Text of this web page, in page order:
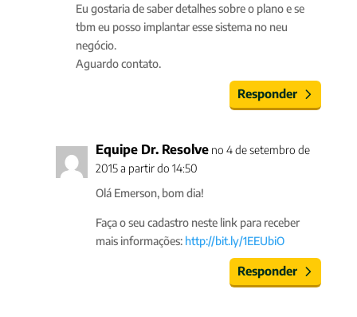
Eu gostaria de saber detalhes sobre o plano e se
tbm eu posso implantar esse sistema no neu
negócio.
Aguardo contato.
Responder
Equipe Dr. Resolve no 4 de setembro de
2015 a partir do 14:50
Olá Emerson, bom dia!
Faça o seu cadastro neste link para receber
mais informações: http://bit.ly/1EEUbiO
Responder